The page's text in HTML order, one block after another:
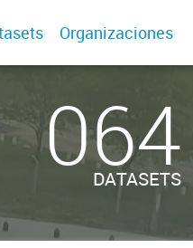
Organizaciones
064
DATASETS